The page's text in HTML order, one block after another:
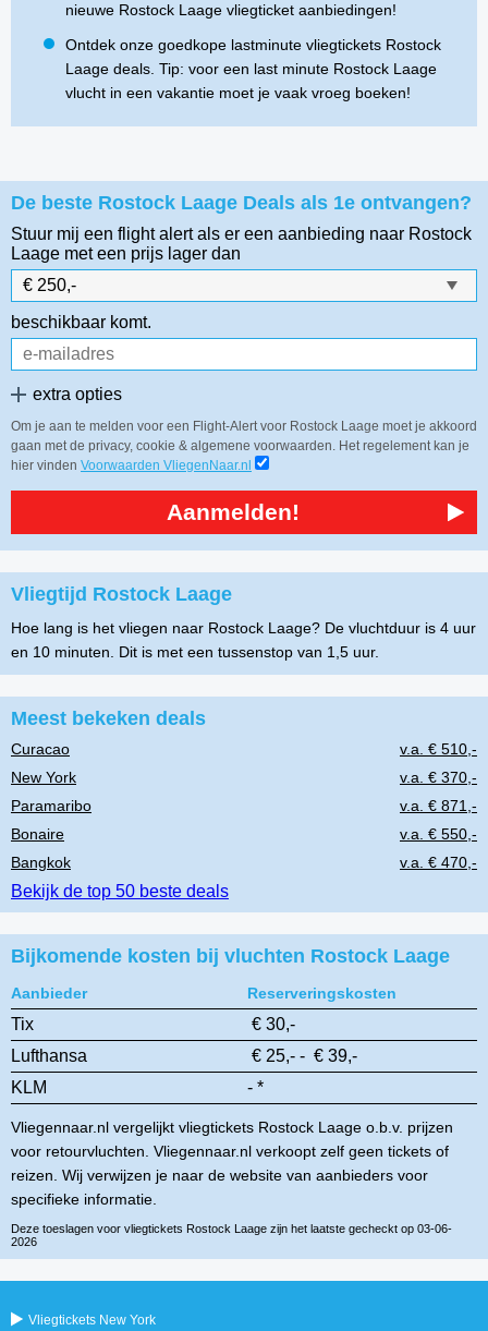
nieuwe Rostock Laage vliegticket aanbiedingen!
Ontdek onze goedkope lastminute vliegtickets Rostock
Laage deals. Tip: voor een last minute Rostock Laage
vlucht in een vakantie moet je vaak vroeg boeken!
De beste Rostock Laage Deals als 1e ontvangen?
Stuur mij een flight alert als er een aanbieding naar Rostock
Laage met een prijs lager dan
beschikbaar komt.
extra opties
Om je aan te melden voor een Flight-Alert voor Rostock Laage moet je akkoord
gaan met de privacy, cookie & algemene voorwaarden. Het regelement kan je
hier vinden Voorwaarden VliegenNaar.nl
Aanmelden!
Vliegtijd Rostock Laage
Hoe lang is het vliegen naar Rostock Laage? De vluchtduur is 4 uur
en 10 minuten. Dit is met een tussenstop van 1,5 uur.
Meest bekeken deals
Curacao
v.a. € 510,-
New York
v.a. € 370,-
Paramaribo
v.a. € 871,-
Bonaire
v.a. € 550,-
Bangkok
v.a. € 470,-
Bekijk de top 50 beste deals
Bijkomende kosten bij vluchten Rostock Laage
Aanbieder Reserveringskosten
Tix
€ 30,-
Lufthansa
€ 25,- - € 39,-
KLM
- *
Vliegennaar.nl vergelijkt vliegtickets Rostock Laage o.b.v. prijzen
voor retourvluchten. Vliegennaar.nl verkoopt zelf geen tickets of
reizen. Wij verwijzen je naar de website van aanbieders voor
specifieke informatie.
Deze toeslagen voor vliegtickets Rostock Laage zijn het laatste gecheckt op 03-06-
2026
Vliegtickets New York